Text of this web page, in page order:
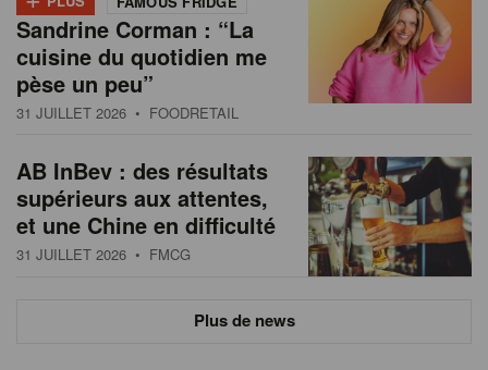
Sandrine Corman : “La
cuisine du quotidien me
pèse un peu”
31 JUILLET 2026 • FOODRETAIL
AB InBev : des résultats
supérieurs aux attentes,
et une Chine en difficulté
31 JUILLET 2026 • FMCG
Plus de news